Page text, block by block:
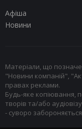
Афіша
Новини
Матеріали, що
"Новини компаній",
правах реклами.
Будь-яке копіювання,
творів та/або
- суворо